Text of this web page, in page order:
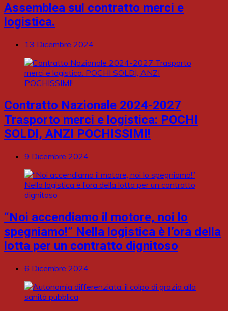
Assemblea sul contratto merci e
logistica.
13 Dicembre 2024
Contratto Nazionale 2024-2027
Trasporto merci e logistica: POCHI
SOLDI, ANZI POCHISSIMI!
9 Dicembre 2024
“Noi accendiamo il motore, noi lo
spegniamo!” Nella logistica è l’ora della
lotta per un contratto dignitoso
6 Dicembre 2024